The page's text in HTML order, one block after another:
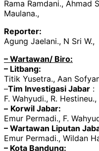
Rama Ramdani., Ahmad
Maulana.,
Reporter:
Agung Jaelani., N Sri W.,
– Wartawan/ Biro:
– Litbang:
Titik Yusetra., Aan
–Tim Investigasi Jabar :
F. Wahyudi., R. Hestineu.,
– Korwil Jabar:
Emur Permadi., F.
– Wartawan Liputan
Emur Permadi., Wildan
– Kota Bandung: